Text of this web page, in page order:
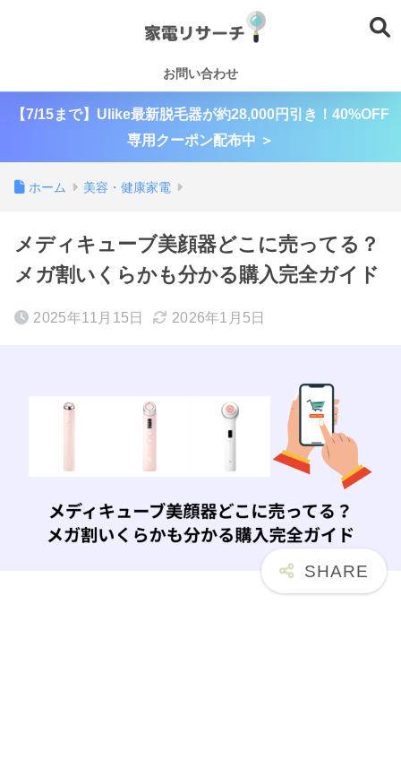
お問い合わせ
【7/15まで】Ulike最新脱毛器が約28,000円引き！40%OFF
専用クーポン配布中 ＞
ホーム 美容・健康家電
メディキューブ美顔器どこに売ってる？
メガ割いくらかも分かる購入完全ガイド
2025年11月15日 2026年1月5日